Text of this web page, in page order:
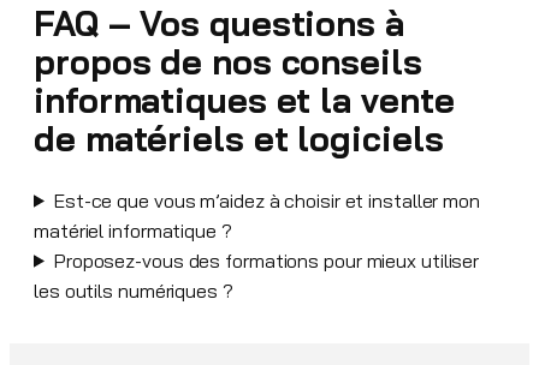
FAQ – Vos questions à
propos de nos conseils
informatiques et la vente
de matériels et logiciels
Est-ce que vous m’aidez à choisir et installer mon
matériel informatique ?
Proposez-vous des formations pour mieux utiliser
les outils numériques ?